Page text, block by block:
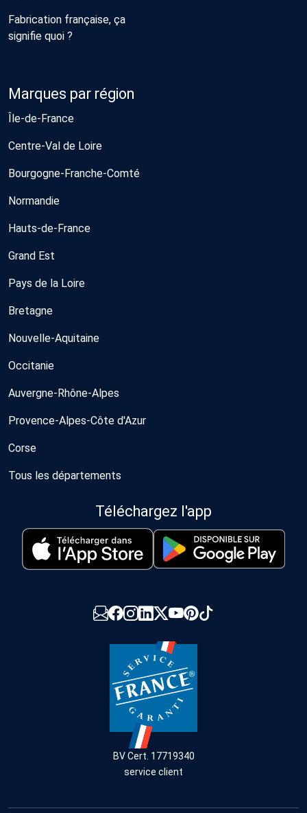
Fabrication française, ça
signifie quoi ?
Marques par région
Île-de-France
Centre-Val de Loire
Bourgogne-Franche-Comté
Normandie
Hauts-de-France
Grand Est
Pays de la Loire
Bretagne
Nouvelle-Aquitaine
Occitanie
Auvergne-Rhône-Alpes
Provence-Alpes-Côte d'Azur
Corse
Tous les départements
Téléchargez l'app
BV Cert. 17719340
service client